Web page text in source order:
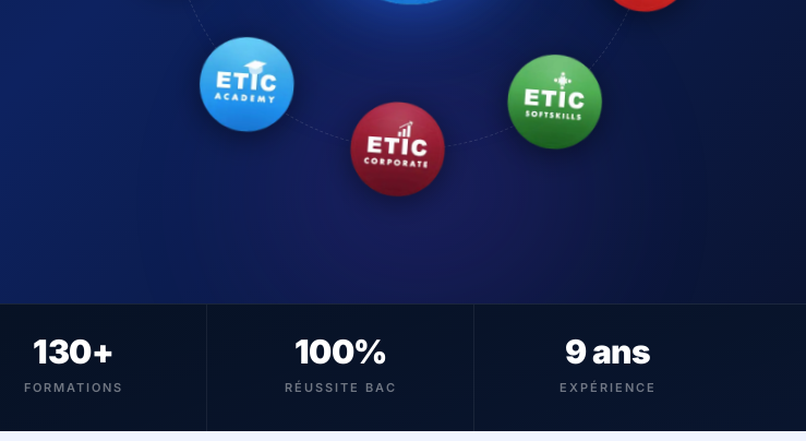
130+
FORMATIONS
100%
RÉUSSITE BAC
9 ans
EXPÉRIENCE